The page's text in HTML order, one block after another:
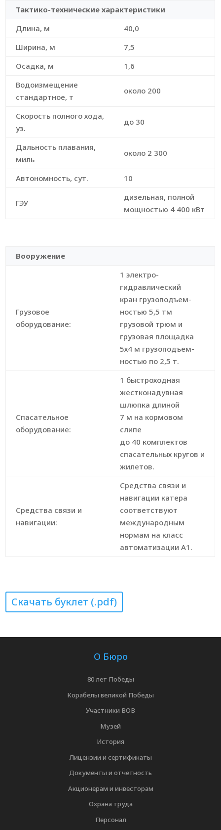
Тактико-технические характеристики
Длина, м
40,0
Ширина, м
7,5
Осадка, м
1,6
Водоизмещение
стандартное, т
около 200
Скорость полного хода,
уз.
до 30
Дальность плавания,
миль
около 2 300
Автономность, сут. 10
ГЭУ
дизельная, полной
мощностью 4 400 кВт
Вооружение
Грузовое
оборудование:
1 электро-
гидравлический
кран грузоподъем-
ностью 5,5 тм
грузовой трюм и
грузовая площадка
5х4 м грузоподъем-
ностью по 2,5 т.
Cпасательное
оборудование:
1 быстроходная
жестконадувная
шлюпка длиной
7 м на кормовом
слипе
до 40 комплектов
спасательных кругов и
жилетов.
Средства связи и
навигации:
Средства связи и
навигации катера
соответствуют
международным
нормам на класс
автоматизации А1.
Скачать буклет (.pdf)
О Бюро
80 лет Победы
Корабелы великой Победы
Участники ВОВ
Музей
История
Лицензии и сертификаты
Документы и отчетность
Акционерам и инвесторам
Охрана труда
Персонал